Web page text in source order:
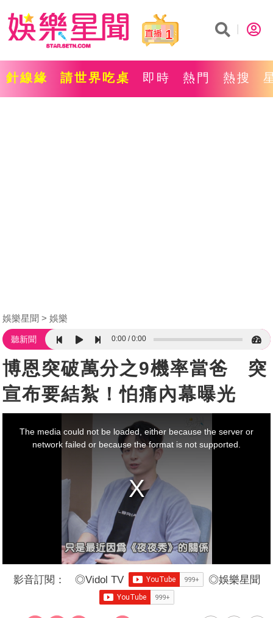
1
針線緣 請世界吃桌 即時 熱門 熱搜
娛樂星聞 娛樂
聽新聞 0:00 0:00
博恩突破萬分之9機率當爸 突
宣布要結紮！怕痛內幕曝光
The media could not be loaded, either because the server or
network failed or because the format is not supported.
影音訂閱： ◎Vidol TV ◎娛樂星聞